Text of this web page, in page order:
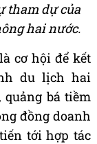
tham dự của
hai nước.
cơ hội để kết
du lịch hai
bá tiềm
đồng doanh
tới hợp tác